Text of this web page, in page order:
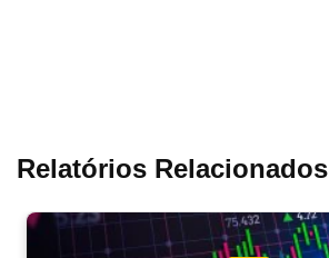
Relatórios Relacionados